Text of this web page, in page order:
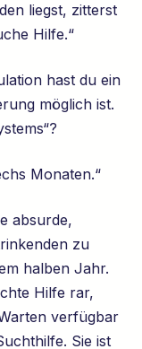
liegst, zitterst
Hilfe.“
hast du ein
möglich ist.
Monaten.“
absurde,
zu
halben Jahr.
Hilfe rar,
verfügbar
Sie ist